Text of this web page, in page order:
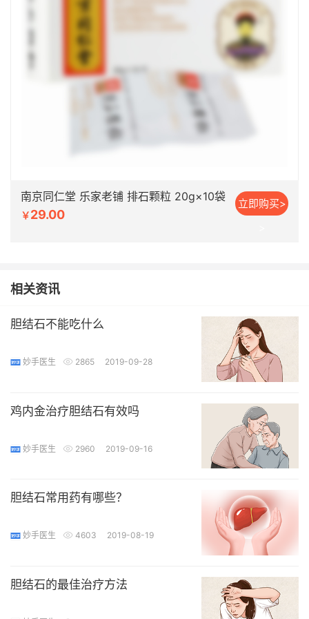
南京同仁堂 乐家老铺 排石颗粒 20g×10袋
￥29.00
立即购买>
相关资讯
胆结石不能吃什么
妙手医生 2865 2019-09-28
鸡内金治疗胆结石有效吗
妙手医生 2960 2019-09-16
胆结石常用药有哪些？
妙手医生 4603 2019-08-19
胆结石的最佳治疗方法